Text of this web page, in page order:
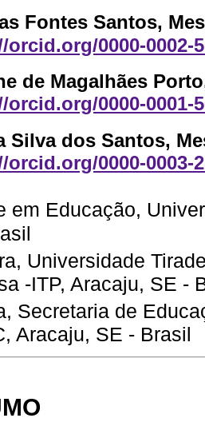
Fontes Santos,
orcid.org/0000-0002-
de Magalhães Porto
orcid.org/0000-0001-
Silva dos Santos,
orcid.org/0000-0003-
em Educação,
Universidade
-ITP, Aracaju, SE -
Secretaria de
Aracaju, SE - Brasil